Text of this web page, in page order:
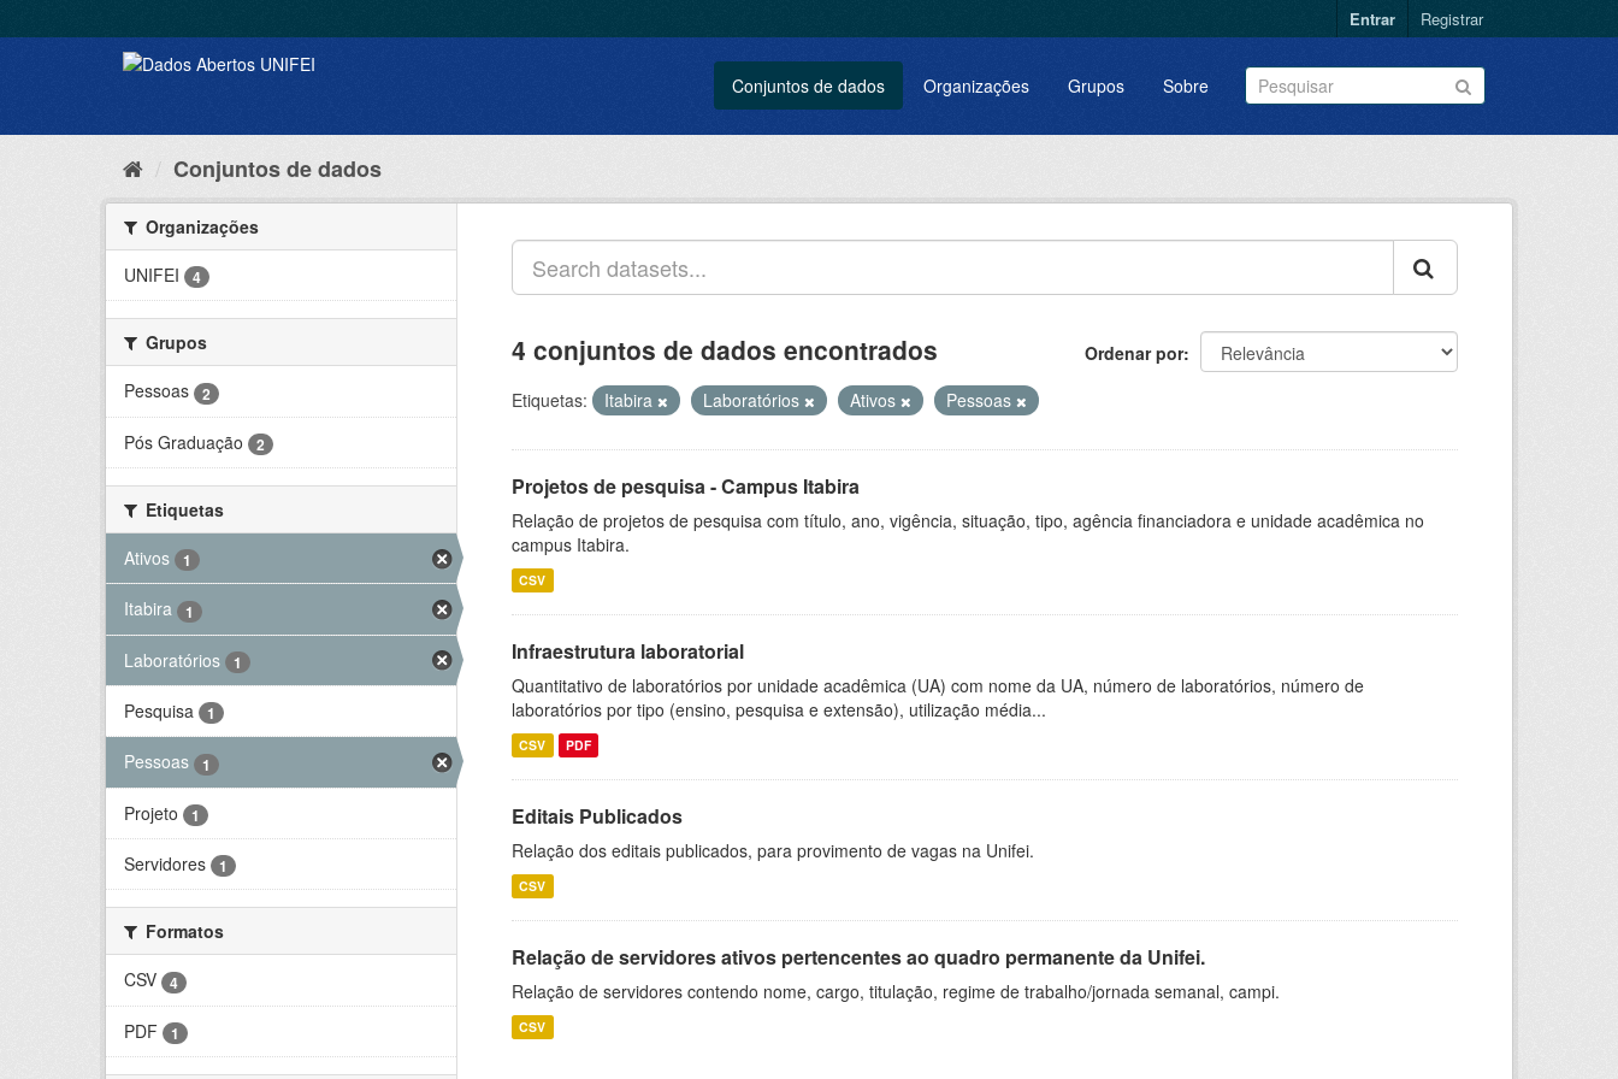
Entrar Registrar
Conjuntos de dados Organizações Grupos Sobre
Conjuntos de dados
Organizações
UNIFEI
4
Grupos
Pessoas
2
Pós Graduação 2
Etiquetas
Ativos
1
Itabira 1
Laboratórios 1
Pesquisa 1
Pessoas 1
Projeto 1
Servidores 1
Formatos
CSV
4
PDF 1
Ordenar por
4 conjuntos de dados encontrados
Etiquetas: Itabira Laboratórios Ativos Pessoas
Projetos de pesquisa - Campus Itabira
Relação de projetos de pesquisa com título, ano, vigência, situação, tipo, agência financiadora e unidade acadêmica no
campus Itabira.
CSV
Infraestrutura laboratorial
Quantitativo de laboratórios por unidade acadêmica (UA) com nome da UA, número de laboratórios, número de
laboratórios por tipo (ensino, pesquisa e extensão), utilização média...
CSV PDF
Editais Publicados
Relação dos editais publicados, para provimento de vagas na Unifei.
CSV
Relação de servidores ativos pertencentes ao quadro permanente da Unifei.
Relação de servidores contendo nome, cargo, titulação, regime de trabalho/jornada semanal, campi.
CSV